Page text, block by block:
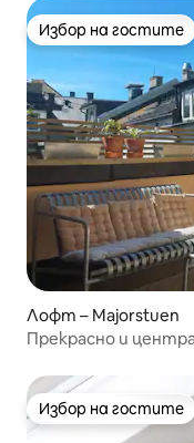
Избор на гостите
Избор на гостите
Лофт – Majorstuen
Прекрасно и
Избор на гостите
Избор на гостите